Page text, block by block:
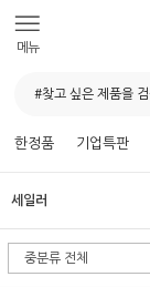
메뉴
한정품 기업특판
세일러